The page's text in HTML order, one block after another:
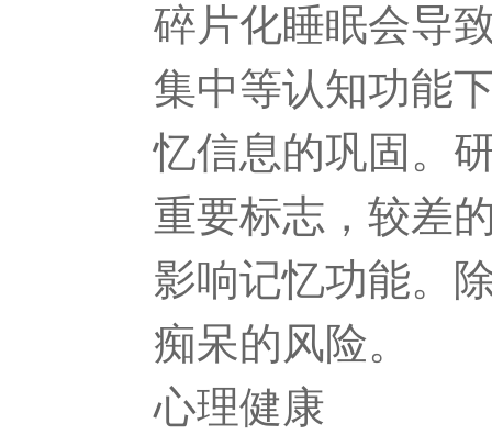
碎片化睡眠会导
集中等认知功能
忆信息的巩固。
重要标志，较差
影响记忆功能。
痴呆的风险。
心理健康